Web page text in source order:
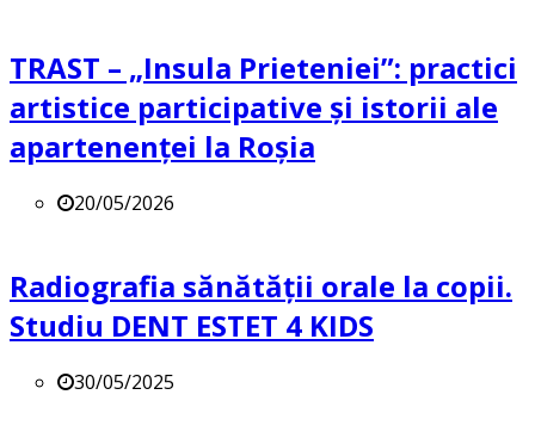
TRAST – „Insula Prieteniei”: practici
artistice participative și istorii ale
apartenenței la Roșia
20/05/2026
Radiografia sănătății orale la copii.
Studiu DENT ESTET 4 KIDS
30/05/2025